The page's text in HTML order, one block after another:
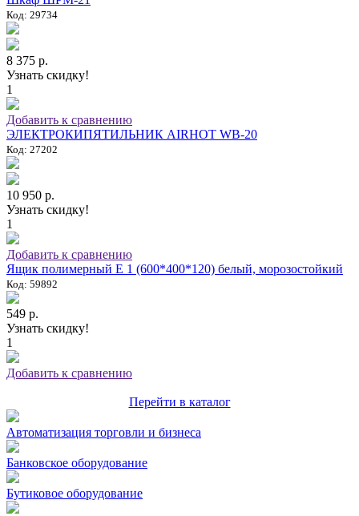
Код: 29734
8 375 р.
Узнать скидку!
1
Добавить к сравнению
ЭЛЕКТРОКИПЯТИЛЬНИК AIRHOT WB-20
Код: 27202
10 950 р.
Узнать скидку!
1
Добавить к сравнению
Ящик полимерный E 1 (600*400*120) белый, морозостойкий
Код: 59892
549 р.
Узнать скидку!
1
Добавить к сравнению
Перейти в каталог
Автоматизация торговли и бизнеса
Банковское оборудование
Бутиковое оборудование